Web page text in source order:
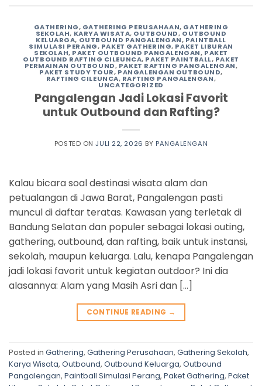
GATHERING, GATHERING PERUSAHAAN, GATHERING
SEKOLAH, KARYA WISATA, OUTBOUND,OUTBOUND
KELUARGA, OUTBOUND PANGALENGAN, PAINTBALL
SIMULASI PERANG, PAKET GATHERING, PAKET LIBURAN
SEKOLAH, PAKET OUTBOUND PANGALENGAN, PAKET
OUTBOUND RAFTING CILEUNCA, PAKET PAINTBALL, PAKET
PERMAINAN OUTBOUND, PAKET RAFTING PANGALENGAN,
PAKET STUDY TOUR,PANGALENGAN OUTBOUND,
RAFTING CILEUNCA, RAFTING PANGALENGAN,
UNCATEGORIZED
Pangalengan Jadi Lokasi Favorit
untuk Outbound dan Rafting?
POSTED ONJULI 22, 2026 BY PANGALENGAN
Kalau bicara soal destinasi wisata alam dan
petualangan di Jawa Barat, Pangalengan pasti
muncul di daftar teratas. Kawasan yang terletak di
Bandung Selatan dan populer sebagai lokasi outing,
gathering, outbound, dan rafting, baik untuk instansi,
sekolah, maupun keluarga. Lalu, kenapa Pangalengan
jadi lokasi favorit untuk kegiatan outdoor? Ini dia
alasannya: Alam yang Masih Asri dan […]
CONTINUE READING →
Posted in Gathering, Gathering Perusahaan, Gathering Sekolah,
Karya Wisata, Outbound, Outbound Keluarga, Outbound
Pangalengan, Paintball Simulasi Perang, Paket Gathering, Paket